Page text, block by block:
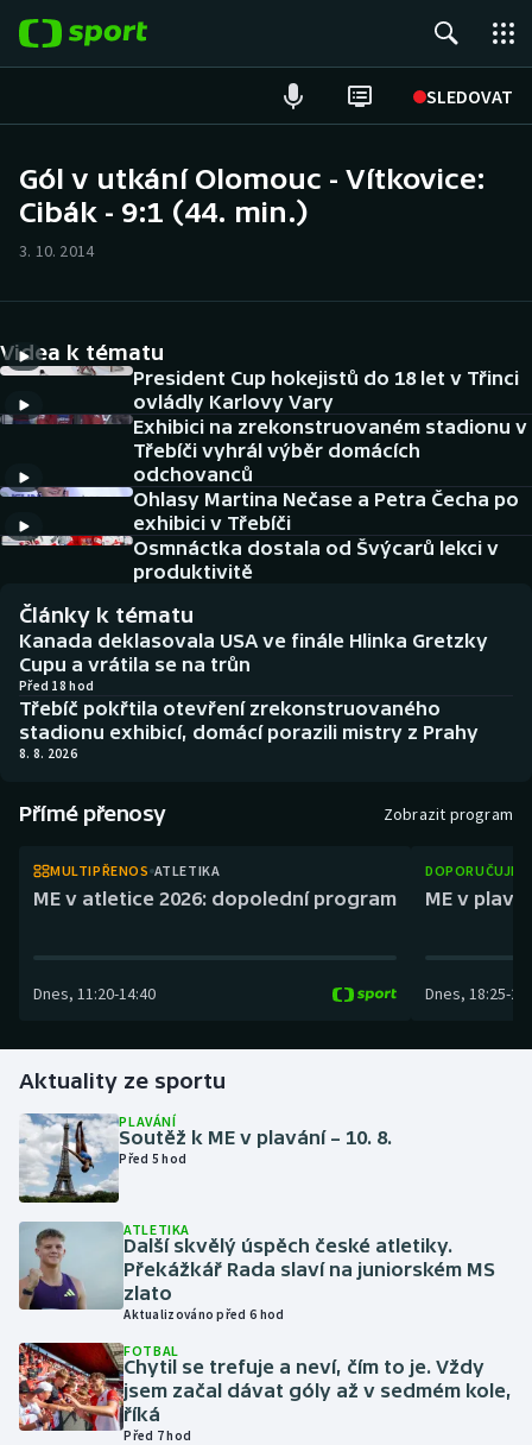
SLEDOVAT
Hokej
Cyklistika
DALŠÍ SPORTY
Americký fotbal
Baseball a softbal
Basketbal
Biatlon
Boby a skeleton
Dostihy
Futsal
Gymnastika
Házená
Jezdectví
Judo
Krasobruslení
Lezení
NEPŘEHLÉDNĚTE
Soutěže
Historické návraty
Aplikace ČT sport
AZ kvíz
Gól v utkání Olomouc - Vítkovice:
Cibák - 9:1 (44. min.)
3. 10. 2014
Videa k tématu
President Cup hokejistů do 18 let v Třinci
ovládly Karlovy Vary
Exhibici na zrekonstruovaném stadionu v
Třebíči vyhrál výběr domácích
odchovanců
Ohlasy Martina Nečase a Petra Čecha po
exhibici v Třebíči
Osmnáctka dostala od Švýcarů lekci v
produktivitě
Články k tématu
Kanada deklasovala USA ve finále Hlinka Gretzky
Cupu a vrátila se na trůn
Před 18 hod
Třebíč pokřtila otevření zrekonstruovaného
stadionu exhibicí, domácí porazili mistry z Prahy
8. 8. 2026
Přímé přenosy Zobrazit program
MULTIPŘENOS ATLETIKA
ME v atletice 2026: dopolední program
Dnes, 11:20-14:40
ME v
Dnes, 18:25-
Aktuality ze sportu
PLAVÁNÍ
Soutěž k ME v plavání – 10. 8.
Před 5 hod
ATLETIKA
Další skvělý úspěch české atletiky.
Překážkář Rada slaví na juniorském MS
zlato
Aktualizováno před 6 hod
FOTBAL
Chytil se trefuje a neví, čím to je. Vždy
jsem začal dávat góly až v sedmém kole,
říká
Před 7 hod